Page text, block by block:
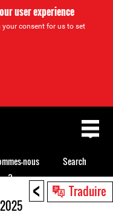
user experience
consent for us to set
< Traduire
nous
?
Search